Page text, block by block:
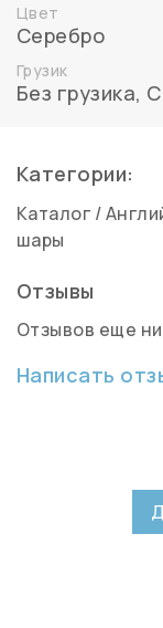
Цвет
Серебро
Грузик
Без грузика,
Категории:
Каталог /
шары
Отзывы
Отзывов еще
Написать